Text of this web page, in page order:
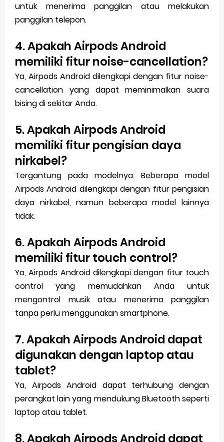
untuk menerima panggilan atau melakukan
panggilan telepon.
4. Apakah Airpods Android
memiliki fitur noise-cancellation?
Ya, Airpods Android dilengkapi dengan fitur noise-
cancellation yang dapat meminimalkan suara
bising di sekitar Anda.
5. Apakah Airpods Android
memiliki fitur pengisian daya
nirkabel?
Tergantung pada modelnya. Beberapa model
Airpods Android dilengkapi dengan fitur pengisian
daya nirkabel, namun beberapa model lainnya
tidak.
6. Apakah Airpods Android
memiliki fitur touch control?
Ya, Airpods Android dilengkapi dengan fitur touch
control yang memudahkan Anda untuk
mengontrol musik atau menerima panggilan
tanpa perlu menggunakan smartphone.
7. Apakah Airpods Android dapat
digunakan dengan laptop atau
tablet?
Ya, Airpods Android dapat terhubung dengan
perangkat lain yang mendukung Bluetooth seperti
laptop atau tablet.
8. Apakah Airpods Android dapat